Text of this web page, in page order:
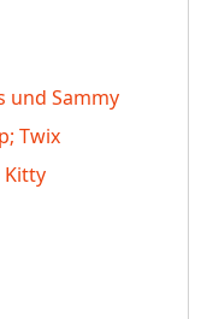
und Sammy
Twix
Kitty